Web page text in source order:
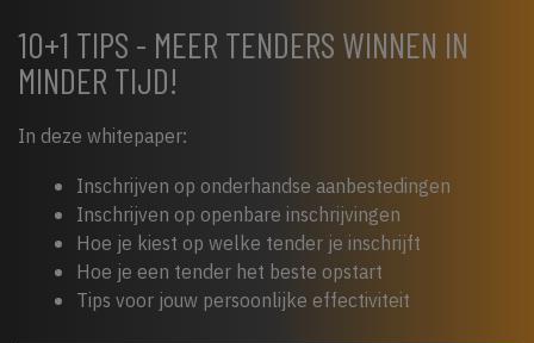
10+1 TIPS - MEER TENDERS WINNEN IN
MINDER TIJD!
In deze whitepaper:
Inschrijven op onderhandse aanbestedingen
Inschrijven op openbare inschrijvingen
Hoe je kiest op welke tender je inschrijft
Hoe je een tender het beste opstart
Tips voor jouw persoonlijke effectiviteit